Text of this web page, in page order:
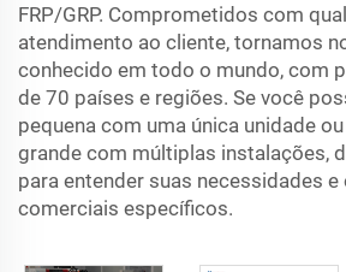
FRP/GRP. Comprometidos com
atendimento ao cliente, tornamos
conhecido em todo o mundo, com
de 70 países e regiões. Se você
pequena com uma única unidade
grande com múltiplas instalações,
para entender suas necessidades
comerciais específicos.